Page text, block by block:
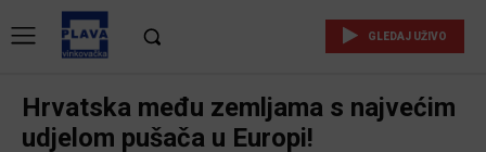
GLEDAJ UŽIVO
Hrvatska među zemljama s najvećim
udjelom pušača u Europi!